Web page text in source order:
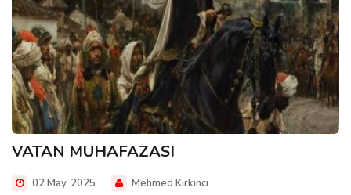
VATAN MUHAFAZASI
02 May, 2025 Mehmed Kirkinci